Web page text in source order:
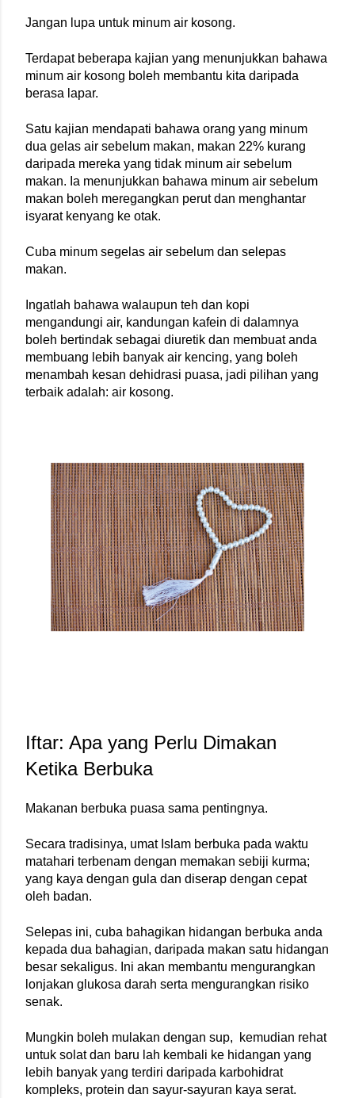
Jangan lupa untuk minum air kosong.
Terdapat beberapa kajian yang menunjukkan bahawa
minum air kosong boleh membantu kita daripada
berasa lapar.
Satu kajian mendapati bahawa orang yang minum
dua gelas air sebelum makan, makan 22% kurang
daripada mereka yang tidak minum air sebelum
makan. Ia menunjukkan bahawa minum air sebelum
makan boleh meregangkan perut dan menghantar
isyarat kenyang ke otak.
Cuba minum segelas air sebelum dan selepas
makan.
Ingatlah bahawa walaupun teh dan kopi
mengandungi air, kandungan kafein di dalamnya
boleh bertindak sebagai diuretik dan membuat anda
membuang lebih banyak air kencing, yang boleh
menambah kesan dehidrasi puasa, jadi pilihan yang
terbaik adalah: air kosong.
Iftar: Apa yang Perlu Dimakan
Ketika Berbuka
Makanan berbuka puasa sama pentingnya.
Secara tradisinya, umat Islam berbuka pada waktu
matahari terbenam dengan memakan sebiji kurma;
yang kaya dengan gula dan diserap dengan cepat
oleh badan.
Selepas ini, cuba bahagikan hidangan berbuka anda
kepada dua bahagian, daripada makan satu hidangan
besar sekaligus. Ini akan membantu mengurangkan
lonjakan glukosa darah serta mengurangkan risiko
senak.
Mungkin boleh mulakan dengan sup,  kemudian rehat
untuk solat dan baru lah kembali ke hidangan yang
lebih banyak yang terdiri daripada karbohidrat
kompleks, protein dan sayur-sayuran kaya serat.